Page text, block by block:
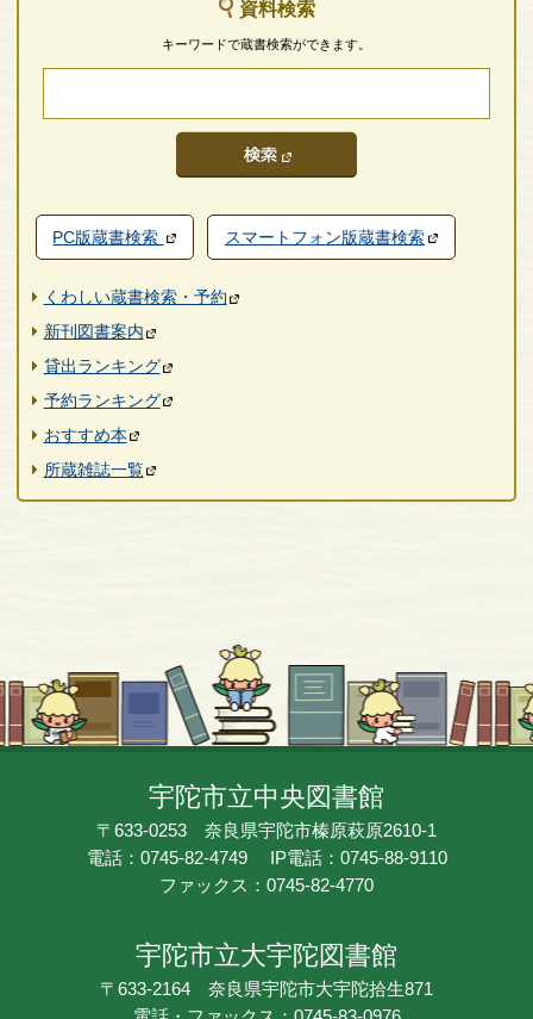
資料検索
キーワードで蔵書検索ができます。
PC版蔵書検索 スマートフォン版蔵書検索
くわしい蔵書検索・予約
新刊図書案内
貸出ランキング
予約ランキング
おすすめ本
所蔵雑誌一覧
宇陀市立中央図書館
〒633-0253 奈良県宇陀市榛原萩原2610-1
電話：0745-82-4749 IP電話：0745-88-9110
ファックス：0745-82-4770
宇陀市立大宇陀図書館
〒633-2164 奈良県宇陀市大宇陀拾生871